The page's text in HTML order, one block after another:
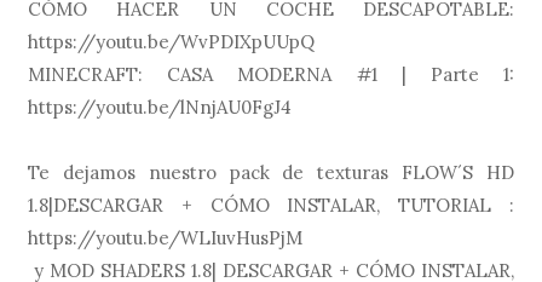
CÓMO HACER UN COCHE DESCAPOTABLE:
https://youtu.be/WvPDIXpUUpQ
MINECRAFT: CASA MODERNA #1 | Parte 1:
https://youtu.be/lNnjAU0FgJ4
Te dejamos nuestro pack de texturas FLOW´S HD
1.8|DESCARGAR + CÓMO INSTALAR, TUTORIAL :
https://youtu.be/WLIuvHusPjM
y MOD SHADERS 1.8| DESCARGAR + CÓMO INSTALAR,